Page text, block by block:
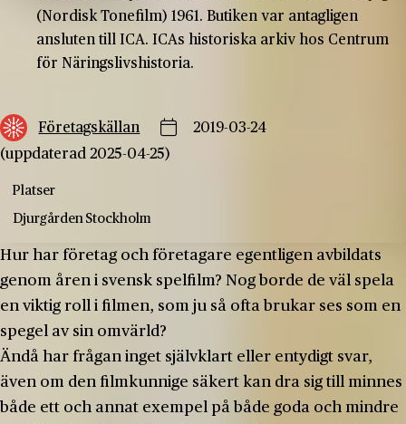
(Nordisk Tonefilm) 1961. Butiken var antagligen
ansluten till ICA. ICAs historiska arkiv hos Centrum
för Näringslivshistoria.
Företagskällan
2019-03-24
(uppdaterad 2025-04-25)
Platser
Djurgården Stockholm
Hur har företag och företagare egentligen avbildats
genom åren i svensk spelfilm? Nog borde de väl spela
en viktig roll i filmen, som ju så ofta brukar ses som en
spegel av sin omvärld?
Ändå har frågan inget självklart eller entydigt svar,
även om den filmkunnige säkert kan dra sig till minnes
både ett och annat exempel på både goda och mindre